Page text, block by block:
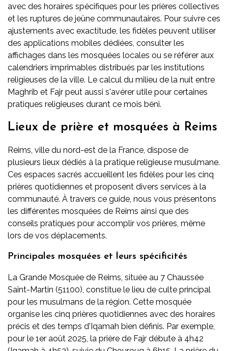
avec des horaires spécifiques pour les prières collectives
et les ruptures de jeûne communautaires. Pour suivre ces
ajustements avec exactitude, les fidèles peuvent utiliser
des applications mobiles dédiées, consulter les
affichages dans les mosquées locales ou se référer aux
calendriers imprimables distribués par les institutions
religieuses de la ville. Le calcul du milieu de la nuit entre
Maghrib et Fajr peut aussi s'avérer utile pour certaines
pratiques religieuses durant ce mois béni.
Lieux de prière et mosquées à Reims
Reims, ville du nord-est de la France, dispose de
plusieurs lieux dédiés à la pratique religieuse musulmane.
Ces espaces sacrés accueillent les fidèles pour les cinq
prières quotidiennes et proposent divers services à la
communauté. À travers ce guide, nous vous présentons
les différentes mosquées de Reims ainsi que des
conseils pratiques pour accomplir vos prières, même
lors de vos déplacements.
Principales mosquées et leurs spécificités
La Grande Mosquée de Reims, située au 7 Chaussée
Saint-Martin (51100), constitue le lieu de culte principal
pour les musulmans de la région. Cette mosquée
organise les cinq prières quotidiennes avec des horaires
précis et des temps d'Iqamah bien définis. Par exemple,
pour le 1er août 2025, la prière de Fajr débute à 4h42